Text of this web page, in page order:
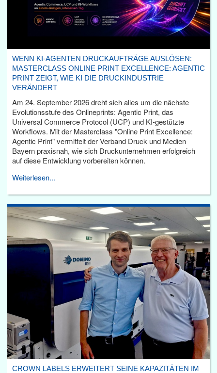
WENN KI-AGENTEN DRUCKAUFTRÄGE AUSLÖSEN:
MASTERCLASS ONLINE PRINT EXCELLENCE: AGENTIC
PRINT ZEIGT, WIE KI DIE DRUCKINDUSTRIE
VERÄNDERT
Am 24. September 2026 dreht sich alles um die nächste
Evolutionsstufe des Onlineprints: Agentic Print, das
Universal Commerce Protocol (UCP) und KI-gestützte
Workflows. Mit der Masterclass "Online Print Excellence:
Agentic Print" vermittelt der Verband Druck und Medien
Bayern praxisnah, wie sich Druckunternehmen erfolgreich
auf diese Entwicklung vorbereiten können.
Weiterlesen...
CROWN LABELS ERWEITERT SEINE KAPAZITÄTEN IM